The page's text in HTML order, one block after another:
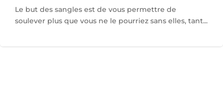
Le but des sangles est de vous permettre de
soulever plus que vous ne le pourriez sans elles, tant...